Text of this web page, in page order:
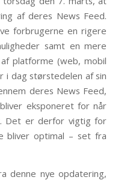
af deres News Feed.
forbrugerne en rigere
samt en mere
platforme (web, mobil
i dag størstedelen af sin
deres News Feed,
eksponeret for når
Det er derfor vigtig for
bliver optimal – set fra
denne nye opdatering,